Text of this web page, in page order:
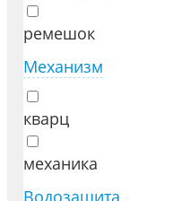
ремешок
Механизм
кварц
механика
Водозащита